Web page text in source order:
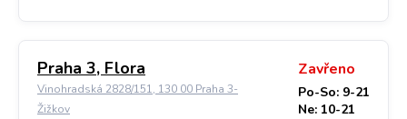
Praha 3, Flora
Vinohradská 2828/151, 130 00 Praha 3-
Žižkov
Zavřeno
Po-So: 9-21
Ne: 10-21